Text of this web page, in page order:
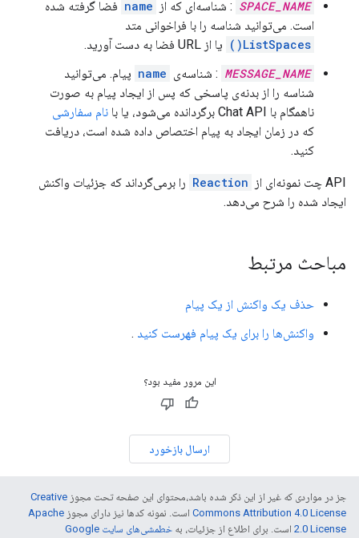
SPACE_NAME : شناسه‌ای که از name فضا گرفته شده
است. می‌توانید شناسه را با فراخوانی متد
ListSpaces()
یا از URL فضا به دست آورید.
MESSAGE_NAME : شناسه‌ی name پیام. می‌توانید
شناسه را از بدنه‌ی پاسخی که پس از ایجاد پیام به صورت
ناهمگام با Chat API برگردانده می‌شود، یا با
نام سفارشی
که در زمان ایجاد به پیام اختصاص داده شده است، دریافت
کنید.
API چت نمونه‌ای از Reaction را برمی‌گرداند که جزئیات واکنش
ایجاد شده را شرح می‌دهد.
مباحث مرتبط
حذف یک واکنش از یک پیام
واکنش‌ها را برای یک پیام فهرست کنید .
این مرور مفید بود؟
ارسال بازخورد
جز در مواردی که غیر از این ذکر شده باشد،‌محتوای این صفحه تحت مجوز Creative
Commons Attribution 4.0 License است. نمونه کدها نیز دارای مجوز Apache
2.0 License است. برای اطلاع از جزئیات، به
خطمشی‌های سایت Google